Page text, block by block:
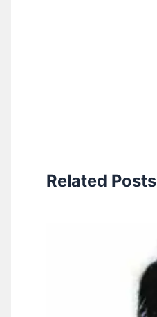
Related Posts